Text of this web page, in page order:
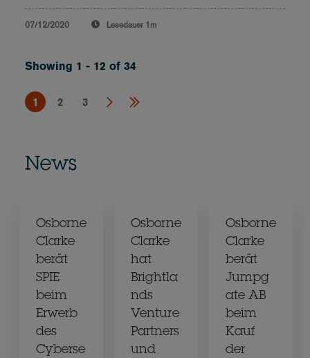
07/12/2020 Lesedauer 1m
Showing 1 - 12 of 34
1 2 3
News
Osborne
Clarke
berät
SPIE
beim
Erwerb
des
Cyberse
Osborne
Clarke
hat
Brightla
nds
Venture
Partners
und
Osborne
Clarke
berät
Jumpg
ate AB
beim
Kauf
der